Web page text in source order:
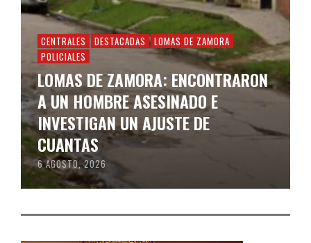
CENTRALES DESTACADAS
LOMAS DE ZAMORA
POLICIALES
LOMAS DE ZAMORA: ENCONTRARON
A UN HOMBRE ASESINADO E
INVESTIGAN UN AJUSTE DE
CUANTAS
6 AGOSTO, 2026